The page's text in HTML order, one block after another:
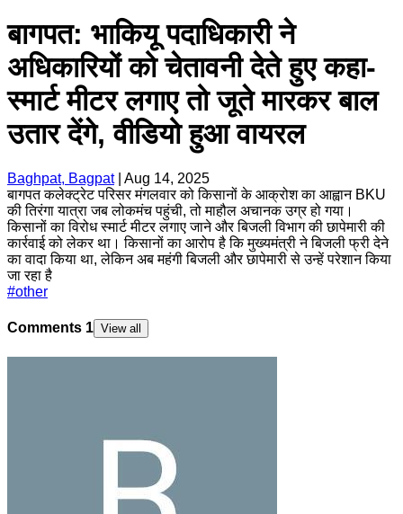
बागपत: भाकियू पदाधिकारी ने
अधिकारियों को चेतावनी देते हुए कहा-
स्मार्ट मीटर लगाए तो जूते मारकर बाल
उतार देंगे, वीडियो हुआ वायरल
Baghpat, Bagpat| Aug 14, 2025
बागपत कलेक्ट्रेट परिसर मंगलवार को किसानों के आक्रोश का आह्वान BKU
की तिरंगा यात्रा जब लोकमंच पहुंची, तो माहौल अचानक उग्र हो गया।
किसानों का विरोध स्मार्ट मीटर लगाए जाने और बिजली विभाग की छापेमारी की
कार्रवाई को लेकर था। किसानों का आरोप है कि मुख्यमंत्री ने बिजली फ्री देने
का वादा किया था, लेकिन अब महंगी बिजली और छापेमारी से उन्हें परेशान किया
जा रहा है
#other
Comments 1 View all